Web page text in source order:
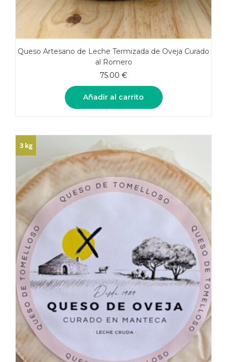
Queso Artesano de Leche Termizada de Oveja Curado
al Romero
75.00 €
Añadir al carrito
3 kg